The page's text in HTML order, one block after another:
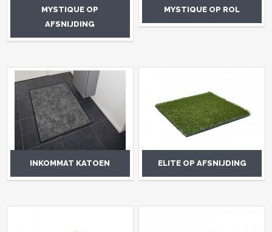
MYSTIQUE OP
AFSNIJDING
MYSTIQUE OP ROL
INKOMMAT KATOEN ELITE OP AFSNIJDING